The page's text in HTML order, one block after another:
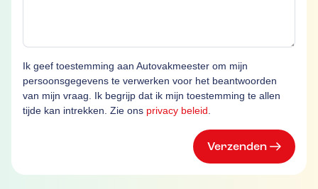
Ik geef toestemming aan Autovakmeester om mijn
persoonsgegevens te verwerken voor het beantwoorden
van mijn vraag. Ik begrijp dat ik mijn toestemming te allen
tijde kan intrekken. Zie ons privacy beleid
Verzenden